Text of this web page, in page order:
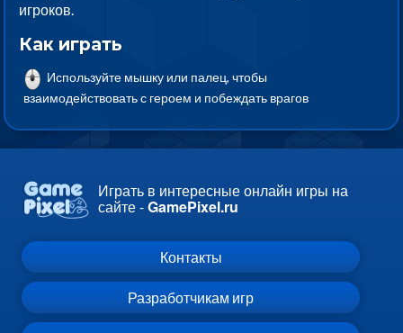
игроков.
Как играть
Используйте мышку или палец, чтобы
взаимодействовать с героем и побеждать врагов
Играть в интересные онлайн игры на
сайте -GamePixel.ru
Контакты
Разработчикам игр